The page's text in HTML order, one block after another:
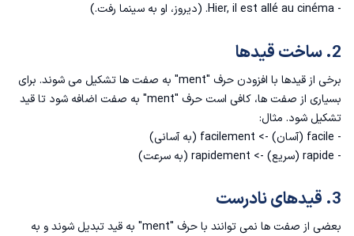
- Hier, il est allé au cinéma. (دیروز، او به سینما رفت.)
2. ساخت قیدها
برخی از قیدها با افزودن حرف "ment" به صفت ها تشکیل می شوند. برای
بسیاری از صفت ها، کافی است حرف "ment" به صفت اضافه شود تا قید
تشکیل شود. مثال:
- facile (آسان) -> facilement (به آسانی)
- rapide (سریع) -> rapidement (به سرعت)
3. قیدهای نادرست
بعضی از صفت ها نمی توانند با حرف "ment" به قید تبدیل شوند و به